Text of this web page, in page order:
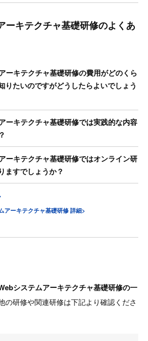
ーキテクチャ基礎研修のよくあ
ーキテクチャ基礎研修の費用がどのくら
りたいのですがどうしたらよいでしょう
ーキテクチャ基礎研修では実践的な内容
ーキテクチャ基礎研修ではオンライン研
ますでしょうか？
アーキテクチャ基礎研修 詳細>
システムアーキテクチャ基礎研修の一
の研修や関連研修は下記より確認くださ